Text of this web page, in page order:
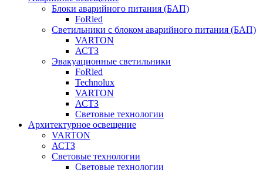
Блоки аварийного питания (БАП)
FoRled
Светильники с блоком аварийного питания (БАП)
VARTON
АСТЗ
Эвакуационные светильники
FoRled
Technolux
VARTON
АСТЗ
Световые технологии
Архитектурное освещение
VARTON
АСТЗ
Световые технологии
Световые технологии